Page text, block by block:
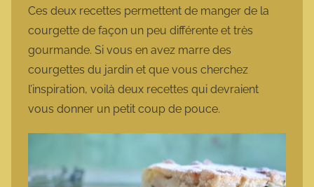
Ces deux recettes permettent de manger de la
courgette de façon un peu différente et très
gourmande. Si vous en avez marre des
courgettes du jardin et que vous cherchez
l’inspiration, voilà deux recettes qui devraient
vous donner un petit coup de pouce.